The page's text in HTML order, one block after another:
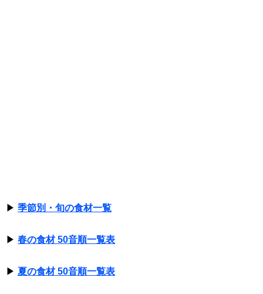
▶ 季節別・旬の食材一覧
▶ 春の食材 50音順一覧表
▶ 夏の食材 50音順一覧表